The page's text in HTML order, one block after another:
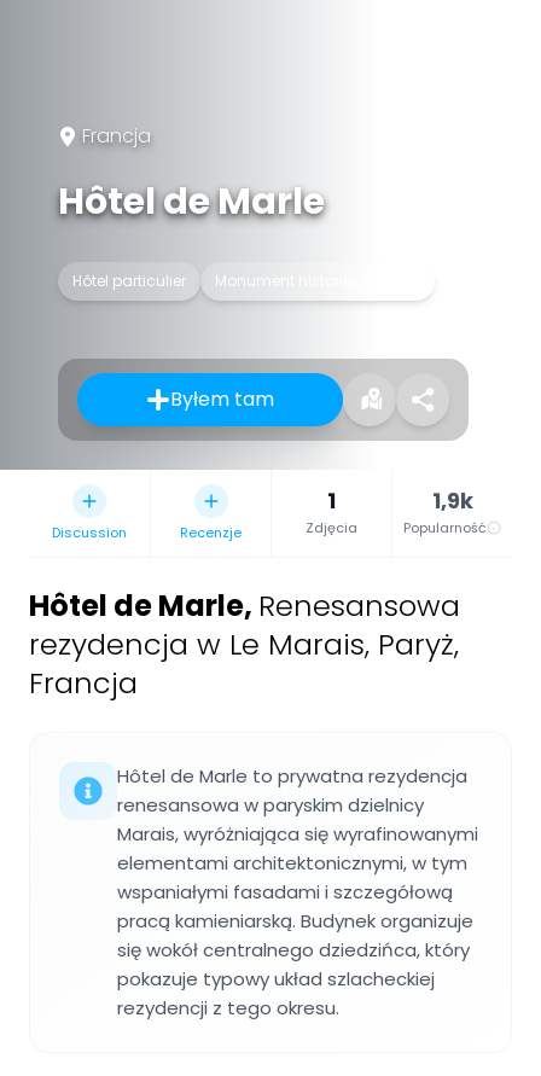
Francja
Hôtel de Marle
Hôtel particulier Monument historique inscrit
Byłem tam
Discussion Recenzje
1
Zdjęcia
1,9k
Popularność
Hôtel de Marle, Renesansowa
rezydencja w Le Marais, Paryż,
Francja
Hôtel de Marle to prywatna rezydencja
renesansowa w paryskim dzielnicy
Marais, wyróżniająca się wyrafinowanymi
elementami architektonicznymi, w tym
wspaniałymi fasadami i szczegółową
pracą kamieniarską. Budynek organizuje
się wokół centralnego dziedzińca, który
pokazuje typowy układ szlacheckiej
rezydencji z tego okresu.